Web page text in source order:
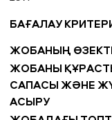
БАҒАЛАУ
ЖОБАНЫҢ
ЖОБАНЫ
САПАСЫ ЖӘНЕ
АСЫРУ